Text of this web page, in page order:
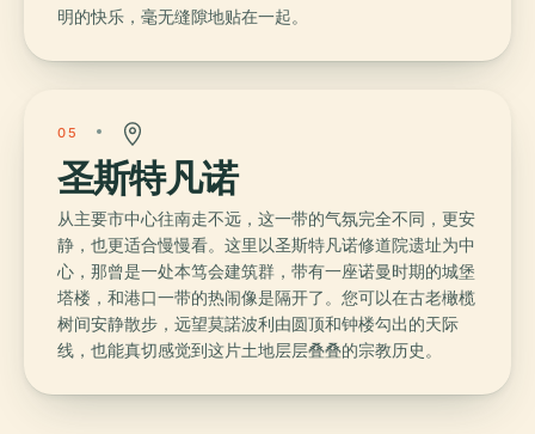
明的快乐，毫无缝隙地贴在一起。
05
圣斯特凡诺
从主要市中心往南走不远，这一带的气氛完全不同，更安
静，也更适合慢慢看。这里以圣斯特凡诺修道院遗址为中
心，那曾是一处本笃会建筑群，带有一座诺曼时期的城堡
塔楼，和港口一带的热闹像是隔开了。您可以在古老橄榄
树间安静散步，远望莫諾波利由圆顶和钟楼勾出的天际
线，也能真切感觉到这片土地层层叠叠的宗教历史。